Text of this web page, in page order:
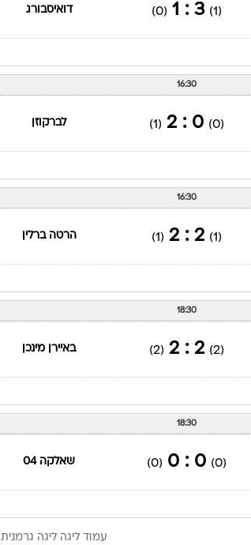
(1)
3 : 1
(0) דואיסבורג
16:30
(0)
0 : 2
(1) לברקוזן
16:30
(1)
2 : 2
(1) הרטה ברלין
18:30
(2)
2 : 2
(2) באיירן מינכן
18:30
(0)
0 : 0
(0) שאלקה 04
עמוד ליגה ליגה גרמנית 2005/06